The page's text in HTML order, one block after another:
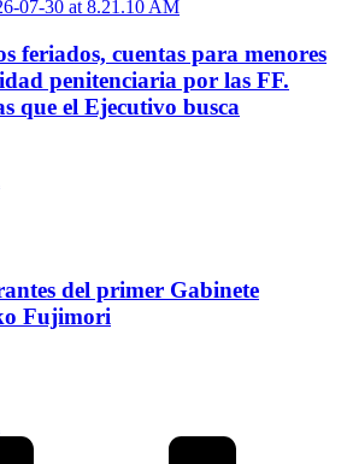
feriados, cuentas para menores
penitenciaria por las FF.
que el Ejecutivo busca
del primer Gabinete
Fujimori